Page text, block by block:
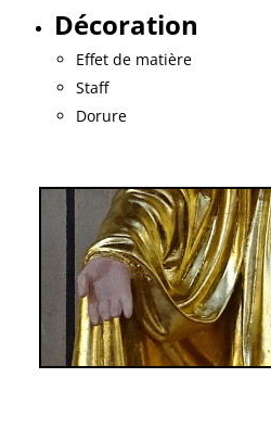
Décoration
Effet de matière
Staff
Dorure